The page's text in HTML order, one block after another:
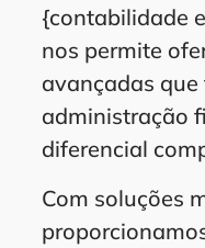
{contabilidade
nos permite
avançadas
administração
diferencial
Com soluções